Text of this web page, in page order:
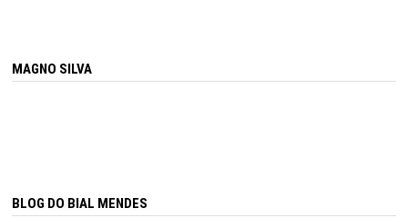
MAGNO SILVA
BLOG DO BIAL MENDES